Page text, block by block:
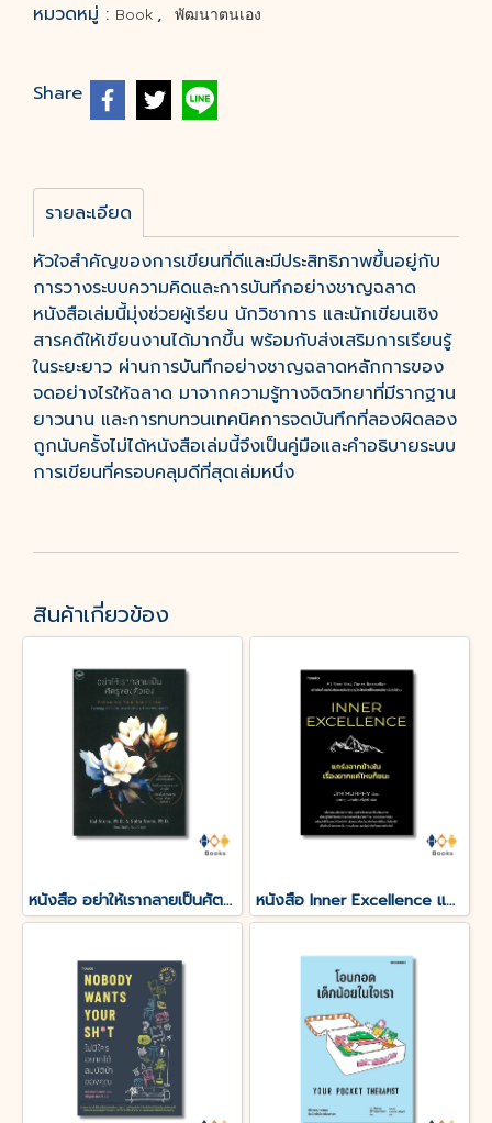
หมวดหมู่ : Book , พัฒนาตนเอง
Share
รายละเอียด
หัวใจสำคัญของการเขียนที่ดีและมีประสิทธิภาพขึ้นอยู่กับ
การวางระบบความคิดและการบันทึกอย่างชาญฉลาด
หนังสือเล่มนี้มุ่งช่วยผู้เรียน นักวิชาการ และนักเขียนเชิง
สารคดีให้เขียนงานได้มากขึ้น พร้อมกับส่งเสริมการเรียนรู้
ในระยะยาว ผ่านการบันทึกอย่างชาญฉลาดหลักการของ
จดอย่างไรให้ฉลาด มาจากความรู้ทางจิตวิทยาที่มีรากฐาน
ยาวนาน และการทบทวนเทคนิคการจดบันทึกที่ลองผิดลอง
ถูกนับครั้งไม่ได้หนังสือเล่มนี้จึงเป็นคู่มือและคำอธิบายระบบ
การเขียนที่ครอบคลุมดีที่สุดเล่มหนึ่ง
สินค้าเกี่ยวข้อง
หนังสือ อย่าให้เรากลายเป็นศัตรูของตัวเอง หนังสือ Inner Excellence แกร่งจากข้างใน เรื่องยากแค่ไหนก็ชนะ